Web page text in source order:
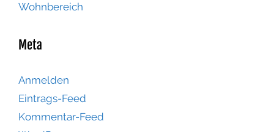
Wohnbereich
Meta
Anmelden
Eintrags-Feed
Kommentar-Feed